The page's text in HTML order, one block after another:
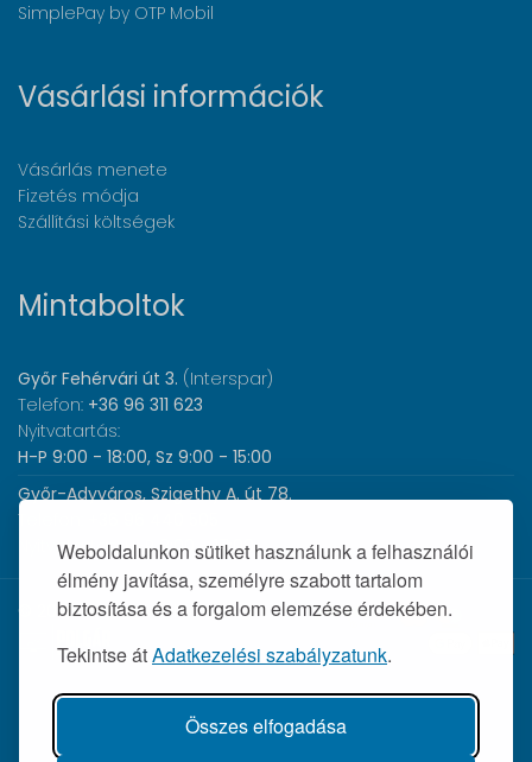
Weboldalunkon sütiket használunk a felhasználói
élmény javítása, személyre szabott tartalom
biztosítása és a forgalom elemzése érdekében.
Tekintse átAdatkezelési szabályzatunk.
Összes elfogadása
SimplePay by OTP Mobil
Vásárlási információk
Vásárlás menete
Fizetés módja
Szállítási költségek
Mintaboltok
Győr Fehérvári út 3. (Interspar)
Telefon: +36 96 311 623
Nyitvatartás:
H-P 9:00 - 18:00, Sz 9:00 - 15:00
Győr-Adyváros, Szigethy A. út 78.
Telefon:
Nyitvatartás:H-P 8:00 - 17:00
© 2026 Wolf Orvosi Műszer Kft. |